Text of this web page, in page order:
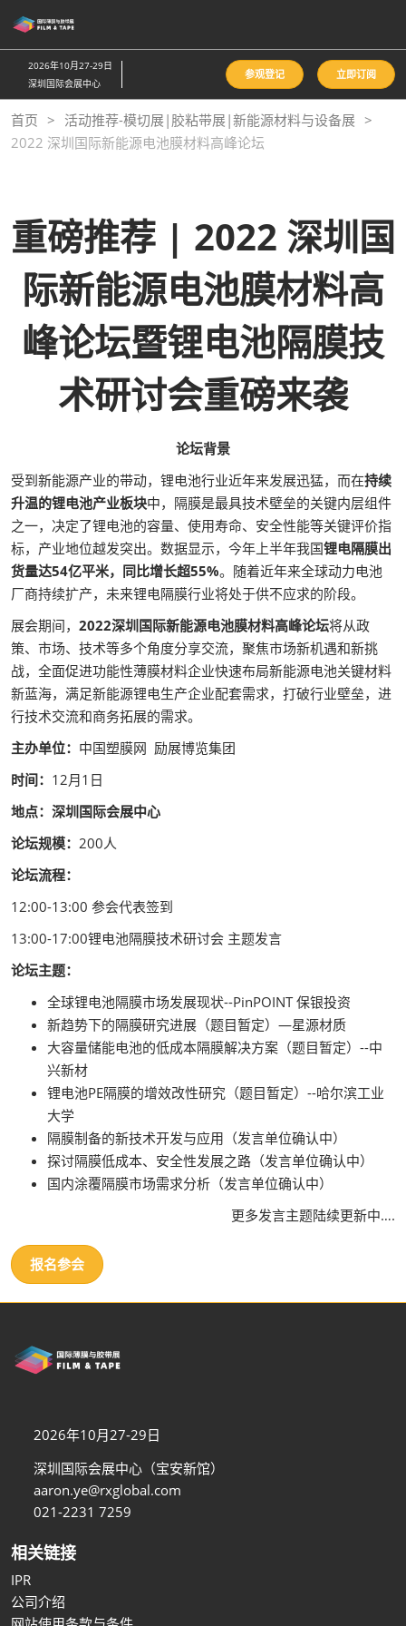
接
跳
至
内
容
2026年10月27-29日
深圳国际会展中心
参观登记 立即订阅
首页
活动推荐-模切展|胶粘带展|新能源材料与设备展
2022 深圳国际新能源电池膜材料高峰论坛
重磅推荐 | 2022 深圳国
际新能源电池膜材料高
峰论坛暨锂电池隔膜技
术研讨会重磅来袭
论坛背景
受到新能源产业的带动，锂电池行业近年来发展迅猛，而在持续
升温的锂电池产业板块中，隔膜是最具技术壁垒的关键内层组件
之一，决定了锂电池的容量、使用寿命、安全性能等关键评价指
标，产业地位越发突出。数据显示，今年上半年我国锂电隔膜出
货量达54亿平米，同比增长超55%。随着近年来全球动力电池
厂商持续扩产，未来锂电隔膜行业将处于供不应求的阶段。
展会期间， 2022深圳国际新能源电池膜材料高峰论坛将从政
策、市场、技术等多个角度分享交流，聚焦市场新机遇和新挑
战，全面促进功能性薄膜材料企业快速布局新能源电池关键材料
新蓝海，满足新能源锂电生产企业配套需求，打破行业壁垒，进
行技术交流和商务拓展的需求。
主办单位： 中国塑膜网 励展博览集团
时间： 12月1日
地点： 深圳国际会展中心
论坛规模： 200人
论坛流程：
12:00-13:00 参会代表签到
13:00-17:00锂电池隔膜技术研讨会 主题发言
论坛主题：
全球锂电池隔膜市场发展现状--PinPOINT 保银投资
新趋势下的隔膜研究进展（题目暂定）—星源材质
大容量储能电池的低成本隔膜解决方案（题目暂定）--中
兴新材
锂电池PE隔膜的增效改性研究（题目暂定）--哈尔滨工业
大学
隔膜制备的新技术开发与应用（发言单位确认中）
探讨隔膜低成本、安全性发展之路（发言单位确认中）
国内涂覆隔膜市场需求分析（发言单位确认中）
更多发言主题陆续更新中….
报名参会
2026年10月27-29日
深圳国际会展中心（宝安新馆）
aaron.ye@rxglobal.com
021-2231 7259
相关链接
IPR
公司介绍